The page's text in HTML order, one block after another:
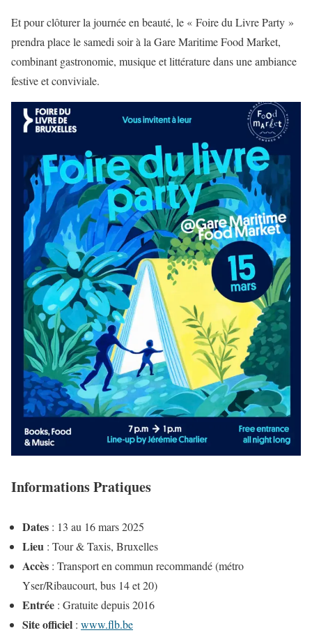
Et pour clôturer la journée en beauté, le « Foire du Livre Party »
prendra place le samedi soir à la Gare Maritime Food Market,
combinant gastronomie, musique et littérature dans une ambiance
festive et conviviale.
Informations Pratiques
Dates : 13 au 16 mars 2025
Lieu : Tour & Taxis, Bruxelles
Accès : Transport en commun recommandé (métro
Yser/Ribaucourt, bus 14 et 20)
Entrée : Gratuite depuis 2016
Site officiel : www.flb.be